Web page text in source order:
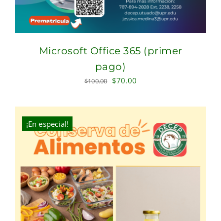
Microsoft Office 365 (primer
pago)
$100.00 Original
was:
$100.00.
$70.00
is:
$70.00.
¡En especial!